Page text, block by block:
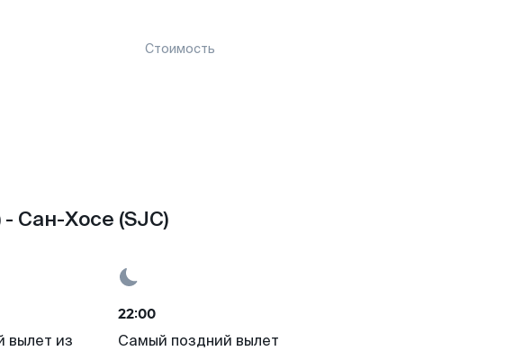
Стоимость
Сан-Хосе (SJC)
вылет из
22:00
Самый поздний вылет